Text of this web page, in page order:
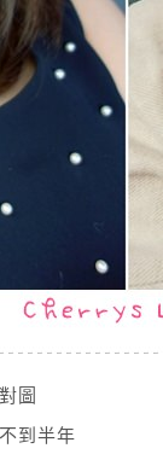
圖
到半年